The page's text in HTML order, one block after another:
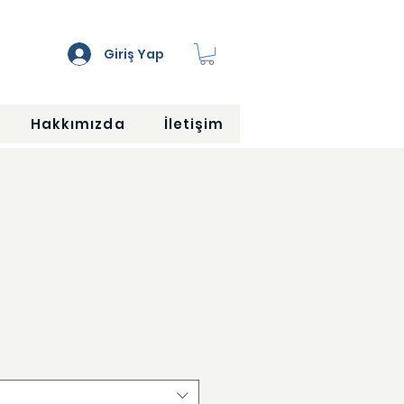
Giriş Yap
Hakkımızda İletişim